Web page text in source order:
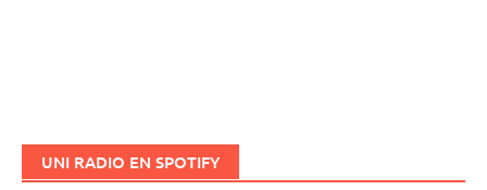
UNI RADIO EN SPOTIFY